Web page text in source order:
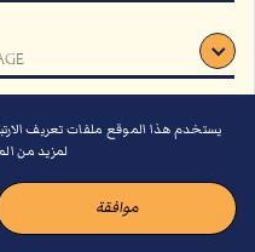
يستخدم هذا الموقع ملفات تعريف
لمزيد من
موافقة
الاستدامة
دليل الهدايا لعام 2026